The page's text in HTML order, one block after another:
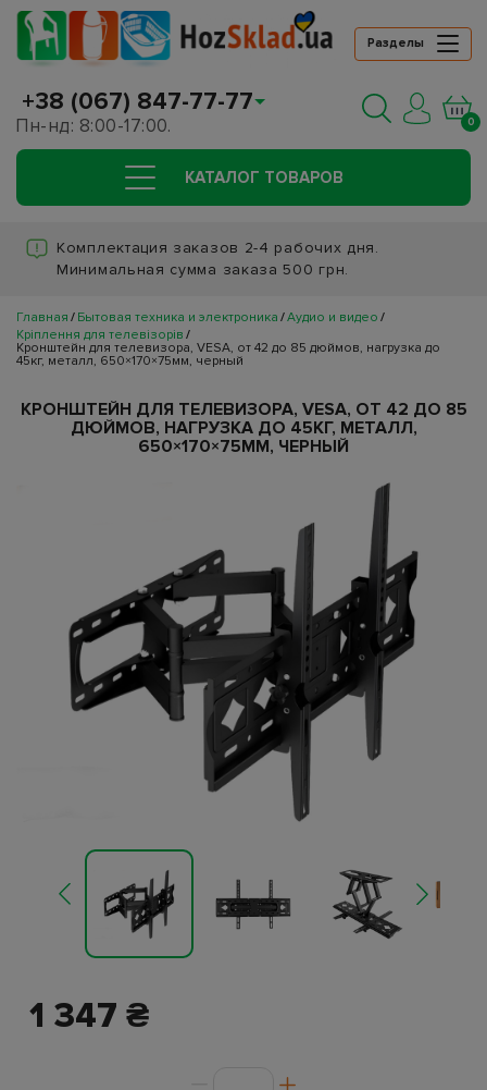
Разделы
+38 (067) 847-77-77
Пн-нд: 8:00-17:00. 0
КАТАЛОГ ТОВАРОВ
Комплектация заказов 2-4 рабочих дня.
Минимальная сумма заказа 500 грн.
Главная Бытовая техника и электроника Аудио и видео
Кріплення для телевізорів
Кронштейн для телевизора, VESA, от 42 до 85 дюймов, нагрузка до
45кг, металл, 650×170×75мм, черный
КРОНШТЕЙН ДЛЯ ТЕЛЕВИЗОРА, VESA, ОТ 42 ДО 85
ДЮЙМОВ, НАГРУЗКА ДО 45КГ, МЕТАЛЛ,
650×170×75ММ, ЧЕРНЫЙ
1 347 ₴